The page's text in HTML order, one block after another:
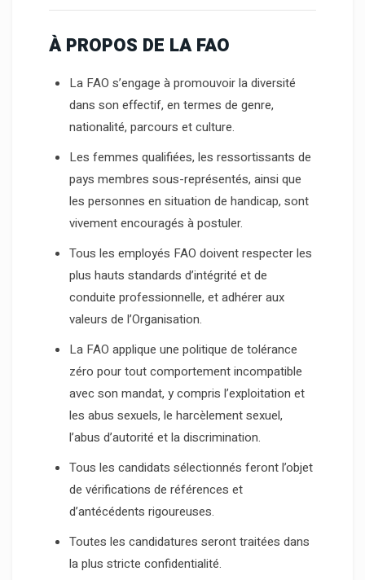
À PROPOS DE LA FAO
La FAO s’engage à promouvoir la diversité
dans son effectif, en termes de genre,
nationalité, parcours et culture.
Les femmes qualifiées, les ressortissants de
pays membres sous-représentés, ainsi que
les personnes en situation de handicap, sont
vivement encouragés à postuler.
Tous les employés FAO doivent respecter les
plus hauts standards d’intégrité et de
conduite professionnelle, et adhérer aux
valeurs de l’Organisation.
La FAO applique une politique de tolérance
zéro pour tout comportement incompatible
avec son mandat, y compris l’exploitation et
les abus sexuels, le harcèlement sexuel,
l’abus d’autorité et la discrimination.
Tous les candidats sélectionnés feront l’objet
de vérifications de références et
d’antécédents rigoureuses.
Toutes les candidatures seront traitées dans
la plus stricte confidentialité.